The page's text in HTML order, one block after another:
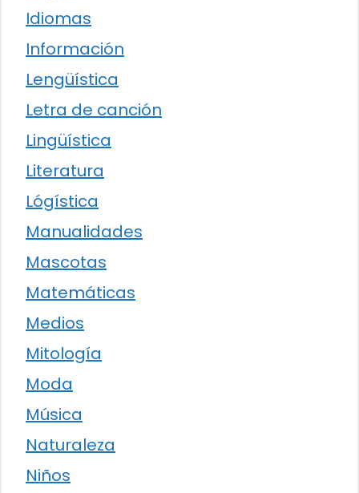
Idiomas
Información
Lengüística
Letra de canción
Lingüística
Literatura
Lógística
Manualidades
Mascotas
Matemáticas
Medios
Mitología
Moda
Música
Naturaleza
Niños